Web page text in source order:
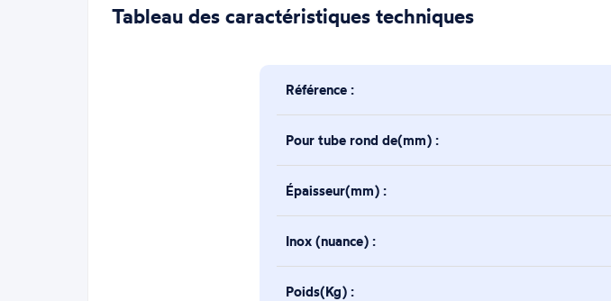
Tableau des caractéristiques techniques
Référence :
Pour tube rond de(mm) :
Épaisseur(mm) :
Inox (nuance) :
Poids(Kg) :